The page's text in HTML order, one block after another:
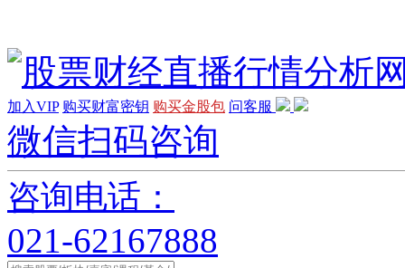
加入VIP 购买财富密钥 购买金股包 问客服
微信扫码咨询
咨询电话：
021-62167888